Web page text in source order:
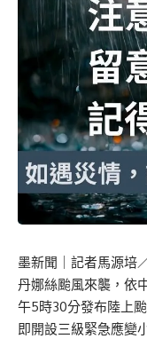
墨新聞 ｜記者馬源培
丹娜絲颱風來襲，依
午5時30分發布陸上
即開設三級緊急應變